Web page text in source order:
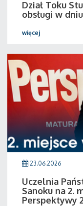
Dział Toku
obsługi w
więcej
23.06.2026
Uczelnia
Sanoku na 2.
Perspektywy